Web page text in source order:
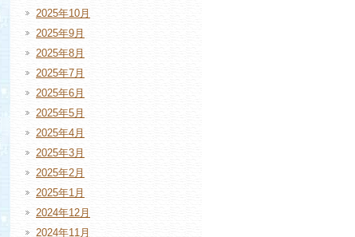
2025年10月
2025年9月
2025年8月
2025年7月
2025年6月
2025年5月
2025年4月
2025年3月
2025年2月
2025年1月
2024年12月
2024年11月